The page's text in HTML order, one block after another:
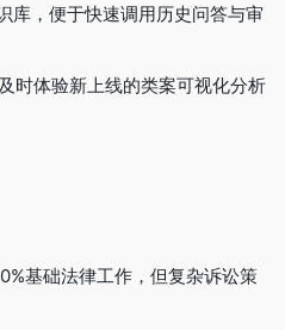
库，便于快速调用历史问答与审
时体验新上线的类案可视化分析
基础法律工作，但复杂诉讼策